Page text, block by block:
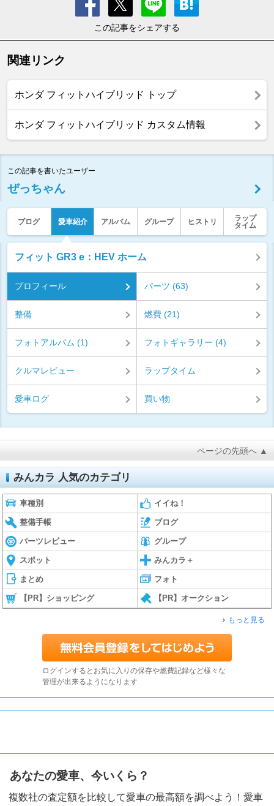
この記事をシェアする
関連リンク
ホンダ フィットハイブリッド トップ
ホンダ フィットハイブリッド カスタム情報
この記事を書いたユーザー
ぜっちゃん
ブログ 愛車紹介 アルバム グループ ヒストリ
ラップ
タイム
フィット GR3 e：HEV ホーム
プロフィール パーツ (63)
整備 燃費 (21)
フォトアルバム (1) フォトギャラリー (4)
クルマレビュー ラップタイム
愛車ログ 買い物
ページの先頭へ ▲
みんカラ 人気のカテゴリ
車種別 イイね！
整備手帳 ブログ
パーツレビュー グループ
スポット みんカラ＋
まとめ フォト
【PR】ショッピング 【PR】オークション
もっと見る
ログインするとお気に入りの保存や燃費記録など様々な
管理が出来るようになります
あなたの愛車、今いくら？
複数社の査定額を比較して愛車の最高額を調べよう！愛車